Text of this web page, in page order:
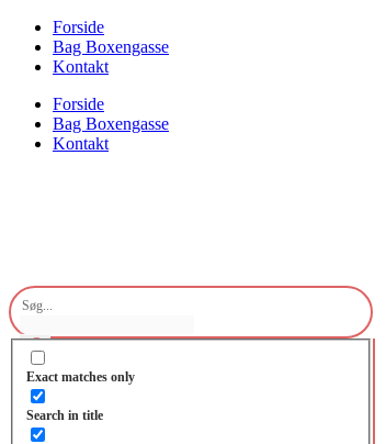
Forside
Bag Boxengasse
Kontakt
Forside
Bag Boxengasse
Kontakt
Exact matches only
Search in title